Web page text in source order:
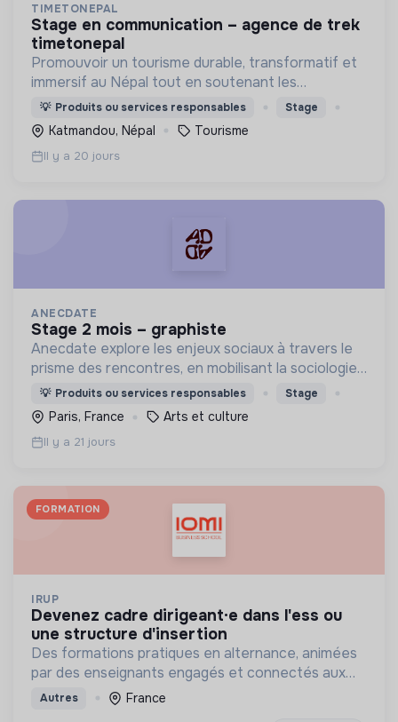
TIMETONEPAL
stage en communication – agence de trek
timetonepal
Promouvoir un tourisme durable, transformatif et
immersif au Népal tout en soutenant les
économies locales de façon responsable et
éthique pour les locaux et les écosystèmes.
💡 Produits ou services responsables Stage
Katmandou, Népal Tourisme
Il y a 20 jours
ANECDATE
stage 2 mois – graphiste
Anecdate explore les enjeux sociaux à travers le
prisme des rencontres, en mobilisant la sociologie
pour mieux comprendre nos relations – qu’elles
soient intimes, professionnelles ou citoyennes.
💡 Produits ou services responsables Stage
Paris, France Arts et culture
Il y a 21 jours
FORMATION
IRUP
devenez cadre dirigeant·e dans l'ess ou
une structure d'insertion
Des formations pratiques en alternance, animées
par des enseignants engagés et connectés aux
réalités sociales, basées sur la coopération et
Autres France